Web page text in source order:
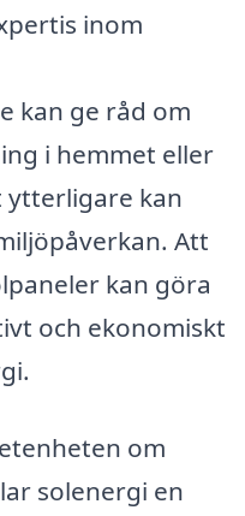
inom
kan ge råd om
i hemmet eller
ytterligare kan
Att
kan göra
och ekonomiskt
om
solenergi en